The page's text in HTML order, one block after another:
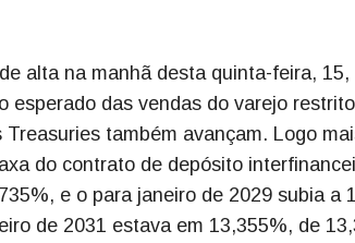
alta na manhã desta quinta-feira,
esperado das vendas do varejo
também avançam. Logo
do contrato de depósito
e o para janeiro de 2029 subia a
de 2031 estava em 13,355%, de